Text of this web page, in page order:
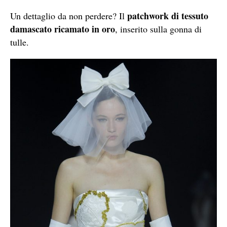
Un dettaglio da non perdere? Il patchwork di tessuto
damascato ricamato in oro, inserito sulla gonna di
tulle.